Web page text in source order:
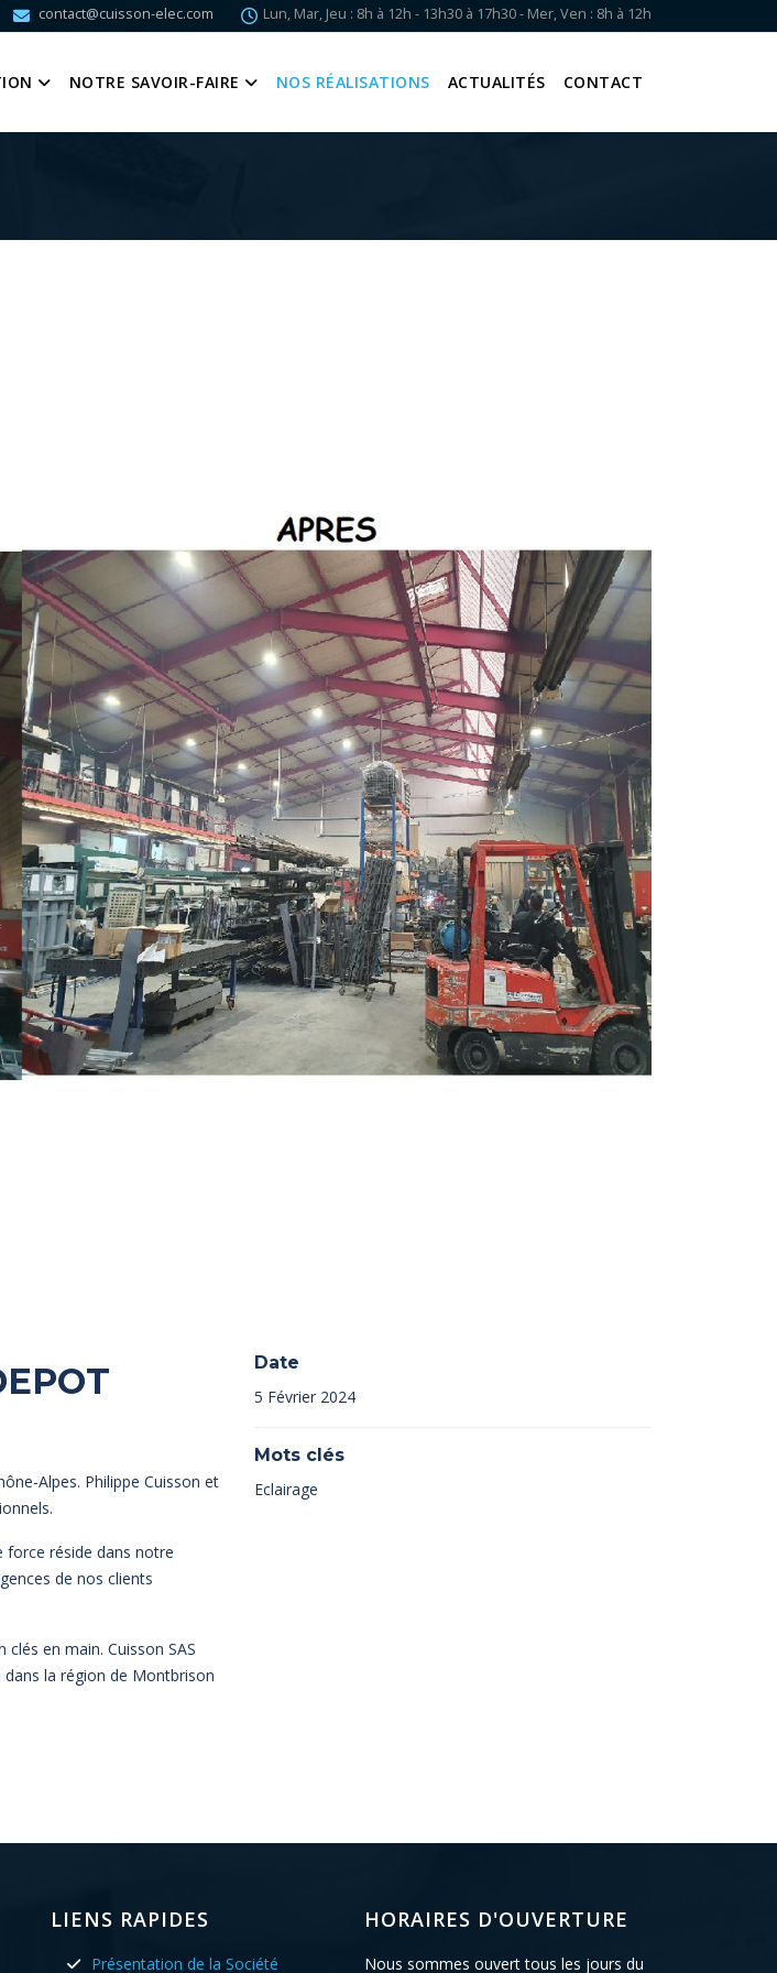
contact@cuisson-elec.com Lun, Mar, Jeu : 8h à 12h - 13h30 à 17h30 - Mer, Ven : 8h à 12h
NOTRE SAVOIR-FAIRE NOS RÉALISATIONS ACTUALITÉS CONTACT
Alpes. Philippe Cuisson et
force réside dans notre
de nos clients
en main. Cuisson SAS
la région de Montbrison
Date
5 Février 2024
Mots clés
Eclairage
LIENS RAPIDES
Présentation de la Société
HORAIRES D'OUVERTURE
Nous sommes ouvert tous les jours du